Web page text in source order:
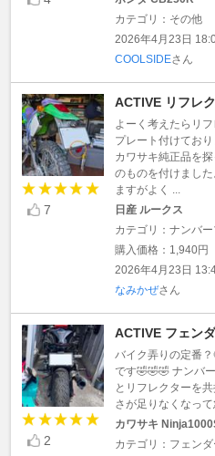
カテゴリ：その他
2026年4月23日
COOLSIDEさん
7
ACTIVE リフレ
よーく考えたらリ
プレート付けてお
カワサキ純正品を
のものを付けまし
ますがよく ...
日産 ルークス
カテゴリ：ナンバ
購入価格：1,940円
2026年4月23日
なみかぜさん
2
ACTIVE フェン
バイク弄りの定番
です🤣🤣🤣 ナンバ
とリフレクターを
さが足りなくなっ
カワサキ
カテゴリ：フェンダ